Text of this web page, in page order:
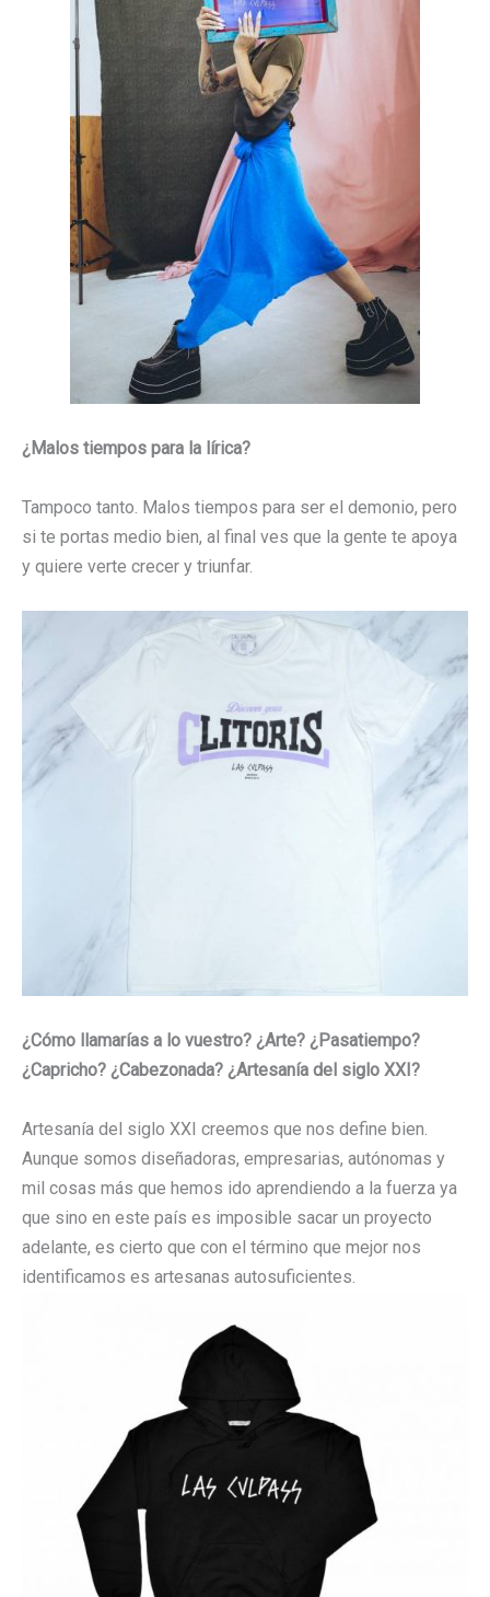
¿Malos tiempos para la lírica?
Tampoco tanto. Malos tiempos para ser el demonio, pero
si te portas medio bien, al final ves que la gente te apoya
y quiere verte crecer y triunfar.
¿Cómo llamarías a lo vuestro? ¿Arte? ¿Pasatiempo?
¿Capricho? ¿Cabezonada? ¿Artesanía del siglo XXI?
Artesanía del siglo XXI creemos que nos define bien.
Aunque somos diseñadoras, empresarias, autónomas y
mil cosas más que hemos ido aprendiendo a la fuerza ya
que sino en este país es imposible sacar un proyecto
adelante, es cierto que con el término que mejor nos
identificamos es artesanas autosuficientes.